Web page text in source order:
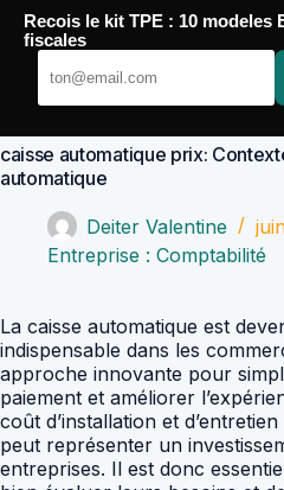
Passer
contenu
Comptabilité Job
caisse automatique prix:
automatique
Deiter Valentine
Entreprise : Comptabilité
La caisse automatique est
indispensable dans les
approche innovante pour
paiement et améliorer
coût d’installation et
peut représenter un
entreprises. Il est donc
Recois le kit TPE : 10 modeles
fiscales